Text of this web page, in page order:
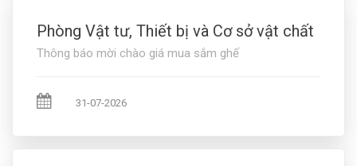
Phòng Vật tư, Thiết bị và Cơ sở vật chất
Thông báo mời chào giá mua sắm ghế
31-07-2026